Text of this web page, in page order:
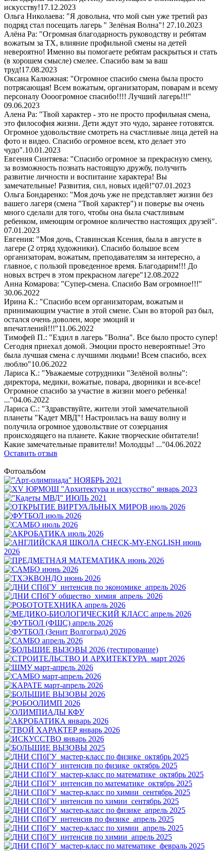
искусству!17.12.2023
Ольга Николаева: "Я довольна, что мой сын уже третий раз
подряд стал посещать лагерь " Зелёная Волна"! 27.10.2023
Алёна Ра: "Огромная благодарность руководству и ребятам
вожатым за ТХ, влияние профильной смены на детей
невероятно! Именно вы помогаете ребятам раскрыться и стать
(в хорошем смысле) смелее. Спасибо вам за ваш
труд!17.08.2023
Оксана Калюжная: "Огромное спасибо смена была просто
потрясающая! Всем вожатым, организаторам, поварам и всему
персоналу Оооогромное спасибо!!!! Лучший лагерь!!!"
09.06.2023
Алена Ра: "Твой характер - это не просто профильная смена,
это философия жизни. Дети ждут это чудо, заранее готовятся.
Огромное удовольствие смотреть на счастливые лица детей на
фото и видео. Спасибо огромное всем, кто делает это
чудо".10.01.2023
Евгения Синтяева: "Спасибо огромное за прекрасную смену,
за возможность познать настоящую дружбу, получить
развитие личности и воспитание характера! Вы
замечательные! Развития, сил, новых идей!"07.01.2023
Ольга Бондаренко: "Моя дочь уже не представляет жизни без
вашего лагеря (смена "Твой характер") и поверье вы очень
много сделали для того, чтобы она была счастливым
ребенком, имеющим огромное количество настоящих друзей".
07.01.2023
Евгения: "Моя дочь, Ставинская Ксения, была в августе в
лагере (2 отряд художники). Спасибо большое всем
организаторам, вожатым, преподавателям за интересно, а
главное, с пользой проведенное время. Благодарим!!! До
новых встреч в этом прекрасном лагере"12.08.2022
Анна Комарова: "Супер-смена. Спасибо Вам огромное!!!"
30.06.2022
Ирина К.: "Спасибо всем организаторам, вожатым и
принимающим участие в этой смене. Сын во второй раз был,
остался очень доволен, море эмоций и
впечатлений!!!"11.06.2022
Тимофей П.: "Ездил в лагерь "Волна". Все было просто супер!
Сегодня приехал домой. Эмоции просто невероятные! Это
была лучшая смена с лучшими людьми! Всем спасибо, всех
люблю"10.06.2022
Лариса К.: "Уважаемые сотрудники "Зелёной волны":
директора, медики, вожатые, повара, дворники и все-все!
Огромное спасибо за участие в жизни моего ребенка!
..."04.06.2022
Лариса С.: "Здравствуйте, жители этой замечательной
планеты "Кадет МВД"! Настроилась на вашу волну и
получила огромное удовольствие от созерцания
происходящего на планете. Какие творческие обитатели!
Какие замечательные правители! Молодцы! ..."04.06.2022
Оставить отзыв
Фотоальбом